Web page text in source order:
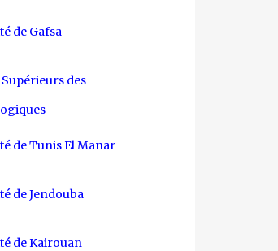
de Gafsa
des
de Tunis El Manar
de Jendouba
de Kairouan